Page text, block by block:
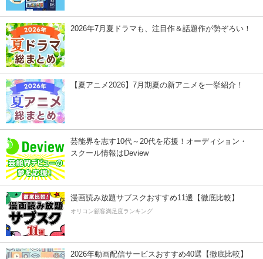
2026年7月夏ドラマも、注目作＆話題作が勢ぞろい！
【夏アニメ2026】7月期夏の新アニメを一挙紹介！
芸能界を志す10代～20代を応援！オーディション・
スクール情報はDeview
漫画読み放題サブスクおすすめ11選【徹底比較】
オリコン顧客満足度ランキング
2026年動画配信サービスおすすめ40選【徹底比較】